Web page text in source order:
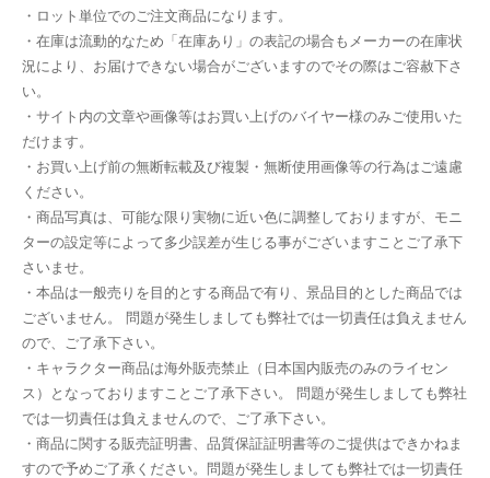
・ロット単位でのご注文商品になります。
・在庫は流動的なため「在庫あり」の表記の場合もメーカーの在庫状
況により、お届けできない場合がございますのでその際はご容赦下さ
い。
・サイト内の文章や画像等はお買い上げのバイヤー様のみご使用いた
だけます。
・お買い上げ前の無断転載及び複製・無断使用画像等の行為はご遠慮
ください。
・商品写真は、可能な限り実物に近い色に調整しておりますが、モニ
ターの設定等によって多少誤差が生じる事がございますことご了承下
さいませ。
・本品は一般売りを目的とする商品で有り、景品目的とした商品では
ございません。 問題が発生しましても弊社では一切責任は負えません
ので、ご了承下さい。
・キャラクター商品は海外販売禁止（日本国内販売のみのライセン
ス）となっておりますことご了承下さい。 問題が発生しましても弊社
では一切責任は負えませんので、ご了承下さい。
・商品に関する販売証明書、品質保証証明書等のご提供はできかねま
すので予めご了承ください。問題が発生しましても弊社では一切責任